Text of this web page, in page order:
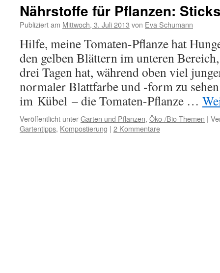
Nährstoffe für Pflanzen:
Publiziert am Mittwoch, 3. Juli 2013 von Eva Schumann
Hilfe, meine Tomaten-Pflanze hat
den gelben Blättern im unteren
drei Tagen hat, während oben viel
normaler Blattfarbe und -form zu
im Kübel – die Tomaten-Pflanze …
Veröffentlicht unterGarten und Pflanzen, Öko-/Bio-Themen |
Gartentipps, Kompostierung | 2 Kommentare